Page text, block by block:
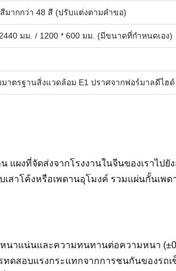
สีมากกว่า 48 สี (ปรับแต่งตามคำขอ)
มม. / 1200 * 600 มม. (มีขนาดที่กำหนดเอง)
มาตรฐานสิ่งแวดล้อม E1 ปราศจากฟอร์มาลดีไฮ
แผงที่จัดส่งจากโรงงานในจีนของเราไป
สาโค้งหรือเพดานอุโมงค์ รวมแผ่นกั้นเพ
นาแน่นและความทนทานต่อความหนา
ดสอบแรงกระแทกจากการชนกันของรถ